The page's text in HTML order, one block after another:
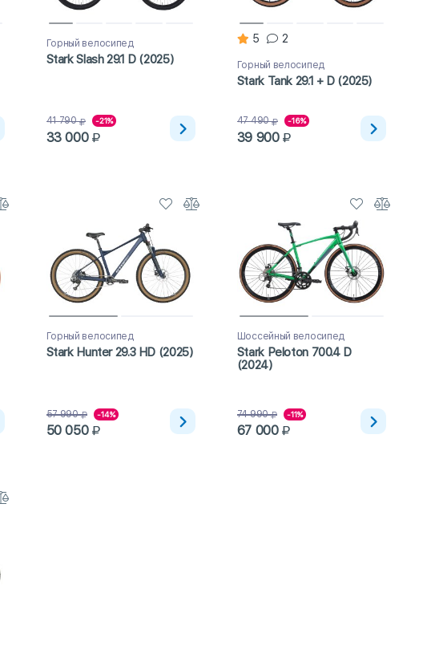
Горный велосипед
Stark Slash 29.1 D (2025)
41 790 -21%
33 000
5 2
Горный велосипед
Stark Tank 29.1 + D (2025)
47 490 -16%
39 900
Горный велосипед
Stark Hunter 29.3 HD (2025)
57 990 -14%
50 050
Шоссейный велосипед
Stark Peloton 700.4 D
(2024)
74 990 -11%
67 000